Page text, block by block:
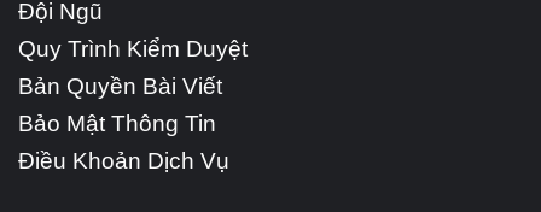
Đội Ngũ
Quy Trình Kiểm Duyệt
Bản Quyền Bài Viết
Bảo Mật Thông Tin
Điều Khoản Dịch Vụ